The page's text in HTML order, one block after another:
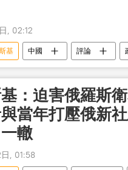
, 02:12
基 中國 評論
：迫害俄羅斯
當年打壓俄新
轍
, 01:58